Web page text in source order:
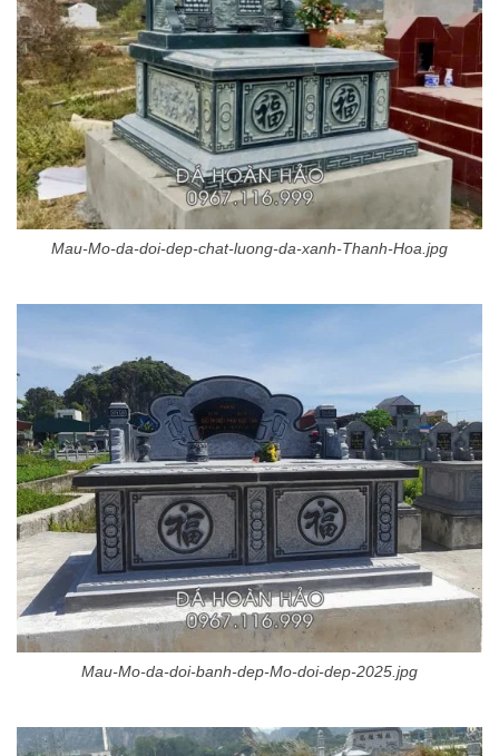
Mau-Mo-da-doi-dep-chat-luong-da-xanh-Thanh-Hoa.jpg
Mau-Mo-da-doi-banh-dep-Mo-doi-dep-2025.jpg